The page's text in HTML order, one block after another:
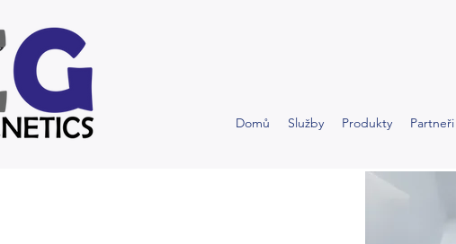
Domů Služby Produkty Partneři